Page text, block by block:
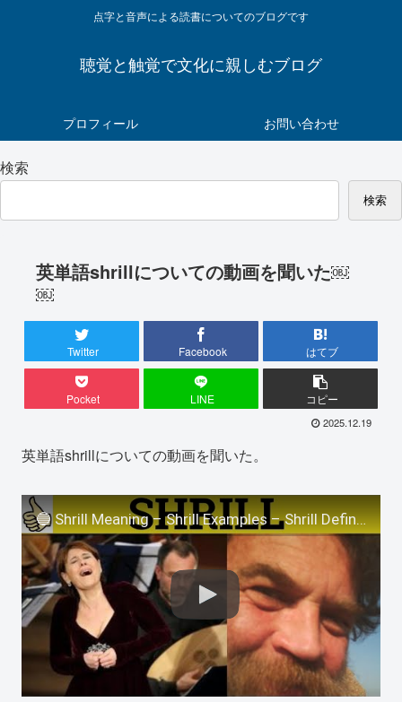
点字と音声による読書についてのブログです
聴覚と触覚で文化に親しむブログ
プロフィール お問い合わせ
検索
検索
英単語shrillについての動画を聞いた￼
￼
Twitter Facebook はてブ
Pocket LINE コピー
2025.12.19
英単語shrillについての動画を聞いた。
🔵 Shrill Meaning – Shrill Examples – Shrill Defined – Basic GRE Vocabulary – Shrill Voice